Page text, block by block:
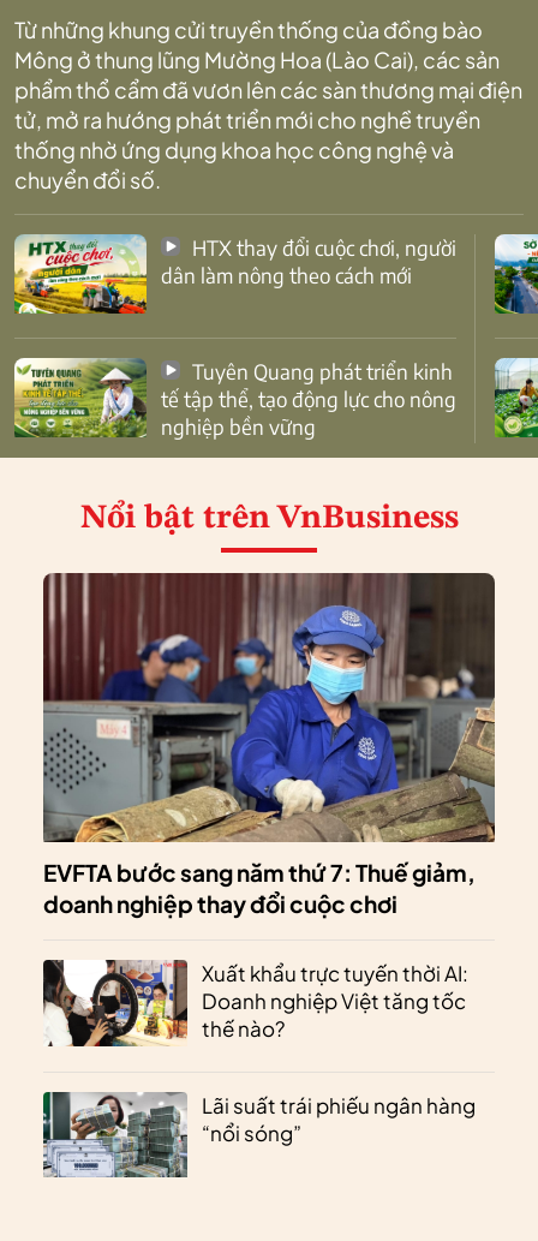
Từ những khung cửi truyền thống của đồng bào
Mông ở thung lũng Mường Hoa (Lào Cai), các sản
phẩm thổ cẩm đã vươn lên các sàn thương mại điện
tử, mở ra hướng phát triển mới cho nghề truyền
thống nhờ ứng dụng khoa học công nghệ và
chuyển đổi số.
dân làm nông theo cách mới
tế tập thể, tạo động lực cho nông
nghiệp bền vững
Nổi bật trên VnBusiness
EVFTA bước sang năm thứ 7: Thuế giảm,
doanh nghiệp thay đổi cuộc chơi
Xuất khẩu trực tuyến thời AI:
Doanh nghiệp Việt tăng tốc
thế nào?
Lãi suất trái phiếu ngân hàng
“nổi sóng”